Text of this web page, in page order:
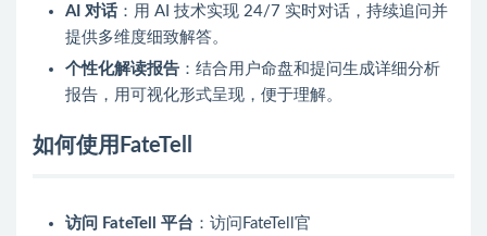
AI 对话 ：用 AI 技术实现 24/7 实时对话，持续追问并
提供多维度细致解答。
个性化解读报告 ：结合用户命盘和提问生成详细分析
报告，用可视化形式呈现，便于理解。
如何使用FateTell
访问 FateTell 平台 ：访问FateTell官